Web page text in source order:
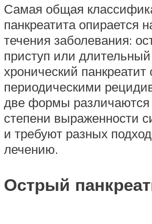
Самая общая
панкреатита опирается
течения заболевания:
приступ или длительный
хронический панкреатит
периодическими
две формы различаются
степени выраженности
и требуют разных
лечению.
Острый